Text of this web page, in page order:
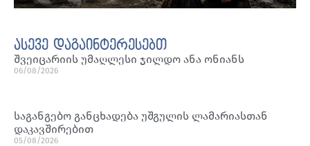
ასევე დაგაინტერესებთ
შვეიცარიის უმაღლესი ჯილდო ანა ონიანს
06/08/2026
საგანგებო განცხადება უშგულის ლამარიასთან
დაკავშირებით
05/08/2026